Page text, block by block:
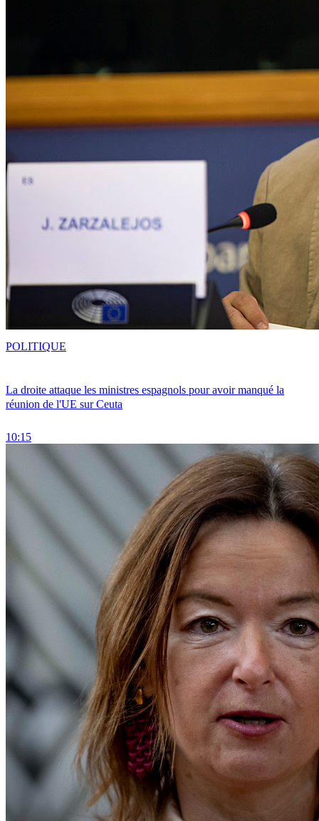
La droite attaque les ministres espagnols pour avoir manqué la
réunion de l'UE sur Ceuta
10:15
POLITIQUE